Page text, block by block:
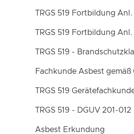
TRGS 519 Fortbildung Anl.
TRGS 519 Fortbildung Anl.
TRGS 519 -
Fachkunde Asbest
TRGS 519
TRGS 519 - DGUV 201-012
Asbest Erkundung